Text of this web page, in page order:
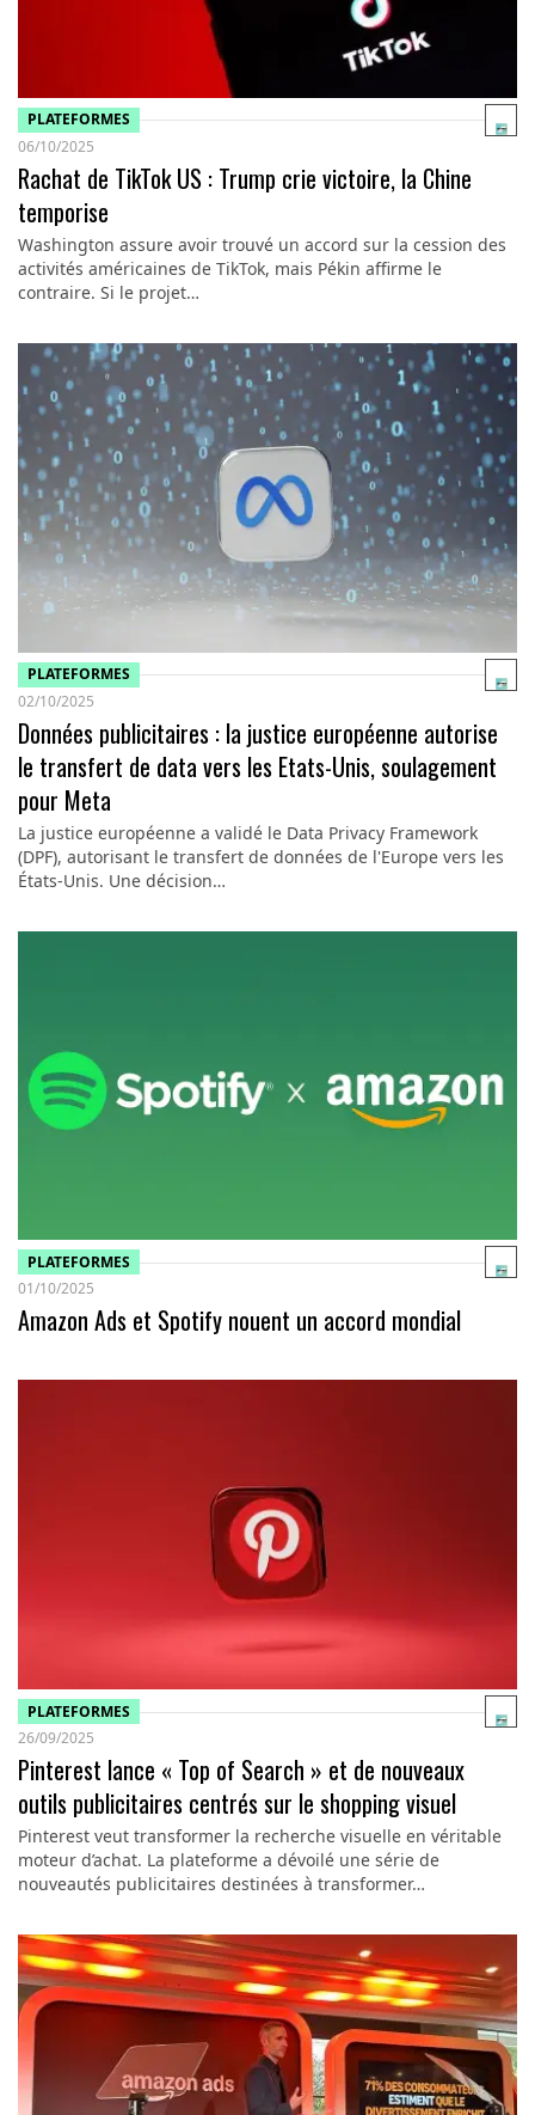
PLATEFORMES
06/10/2025
Rachat de TikTok US : Trump crie victoire, la Chine
temporise
Washington assure avoir trouvé un accord sur la cession des
activités américaines de TikTok, mais Pékin affirme le
contraire. Si le projet…
PLATEFORMES
02/10/2025
Données publicitaires : la justice européenne autorise
le transfert de data vers les Etats-Unis, soulagement
pour Meta
La justice européenne a validé le Data Privacy Framework
(DPF), autorisant le transfert de données de l'Europe vers les
États-Unis. Une décision…
PLATEFORMES
01/10/2025
Amazon Ads et Spotify nouent un accord mondial
PLATEFORMES
26/09/2025
Pinterest lance « Top of Search » et de nouveaux
outils publicitaires centrés sur le shopping visuel
Pinterest veut transformer la recherche visuelle en véritable
moteur d’achat. La plateforme a dévoilé une série de
nouveautés publicitaires destinées à transformer…